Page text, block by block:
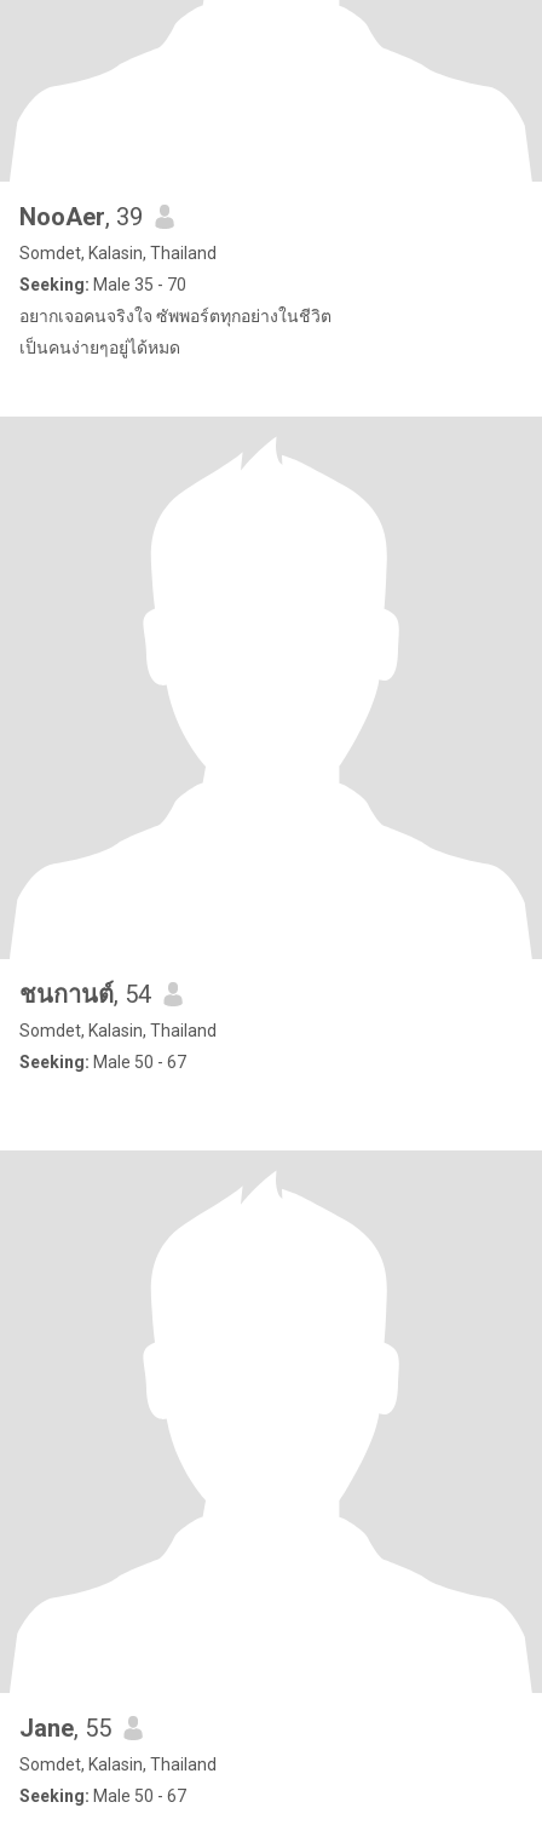
NooAer, 39
Somdet, Kalasin, Thailand
Seeking: Male 35 - 70
อยากเจอคนจริงใจ ซัพพอร์ตทุกอย่างในชีวิต
เป็นคนง่ายๆอยู่ได้หมด
ชนกานต์, 54
Somdet, Kalasin, Thailand
Seeking: Male 50 - 67
Jane, 55
Somdet, Kalasin, Thailand
Seeking: Male 50 - 67